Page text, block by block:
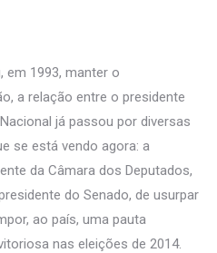
em 1993, manter o
a relação entre o presidente
já passou por diversas
se está vendo agora: a
da Câmara dos Deputados,
do Senado, de usurpar
ao país, uma pauta
nas eleições de 2014.